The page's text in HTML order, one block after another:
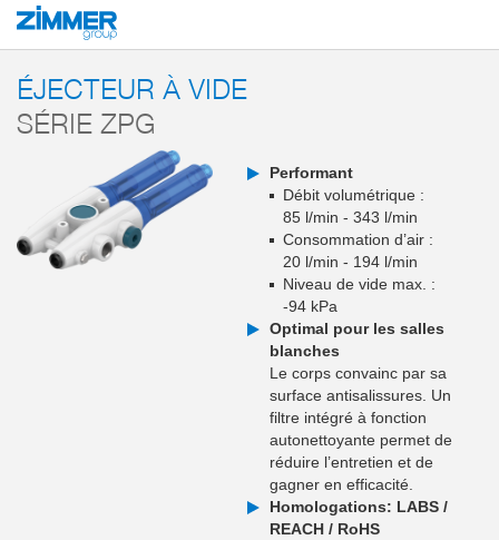
Démarrage Produits
ÉJECTEUR À VIDE
SÉRIE ZPG
Performant
Débit volumétrique :
85 l/min - 343 l/min
Consommation d’air :
20 l/min - 194 l/min
Niveau de vide max. :
-94 kPa
Optimal pour les salles
blanches
Le corps convainc par sa
surface antisalissures. Un
filtre intégré à fonction
autonettoyante permet de
réduire l’entretien et de
gagner en efficacité.
Homologations: LABS /
REACH / RoHS